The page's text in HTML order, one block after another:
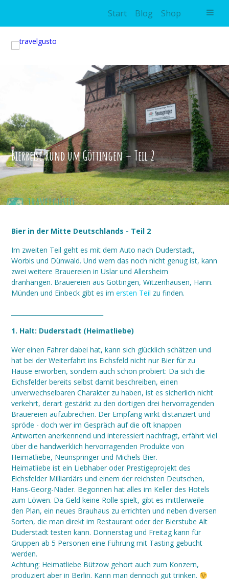
Bierreise rund um Göttingen – Teil 2
Bier in der Mitte Deutschlands - Teil 2
Im zweiten Teil geht es mit dem Auto nach Duderstadt,
Worbis und Dünwald. Und wem das noch nicht genug ist, kann
zwei weitere Brauereien in Uslar und Allersheim
dranhängen. Brauereien aus Göttingen, Witzenhausen, Hann.
Münden und Einbeck gibt es imersten Teil zu finden.
1. Halt: Duderstadt (Heimatliebe)
Wer einen Fahrer dabei hat, kann sich glücklich schätzen und
hat bei der Weiterfahrt ins Eichsfeld nicht nur Bier für zu
Hause erworben, sondern auch schon probiert: Da sich die
Eichsfelder bereits selbst damit beschreiben, einen
unverwechselbaren Charakter zu haben, ist es sicherlich nicht
verkehrt, derart gestärkt zu den dortigen drei hervorragenden
Brauereien aufzubrechen. Der Empfang wirkt distanziert und
spröde - doch wer im Gespräch auf die oft knappen
Antworten anerkennend und interessiert nachfragt, erfährt viel
über die handwerklich hervorragenden Produkte von
Heimatliebe, Neunspringer und Michels Bier.
Heimatliebe ist ein Liebhaber oder Prestigeprojekt des
Eichsfelder Milliardärs und einem der reichsten Deutschen,
Hans-Georg-Näder. Begonnen hat alles im Keller des Hotels
zum Löwen. Da Geld keine Rolle spielt, gibt es mittlerweile
den Plan, ein neues Brauhaus zu errichten und neben diversen
Sorten, die man direkt im Restaurant oder der Bierstube Alt
Duderstadt testen kann. Donnerstag und Freitag kann für
Gruppen ab 5 Personen eine Führung mit Tasting gebucht
werden.
Achtung: Heimatliebe Bützow gehört auch zum Konzern,
produziert aber in Berlin. Kann man dennoch gut trinken.
Start Blog Shop